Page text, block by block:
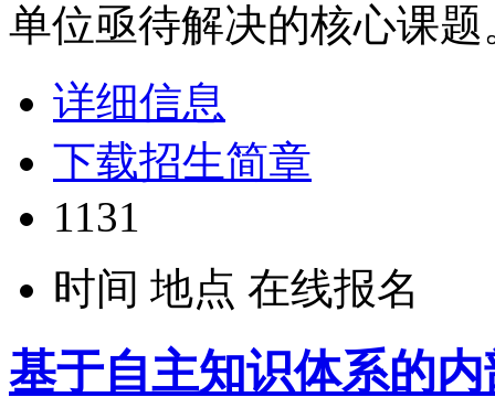
单位亟待解决的核心课题
详细信息
下载招生简章
1131
时间 地点 在线报名
基于自主知识体系的